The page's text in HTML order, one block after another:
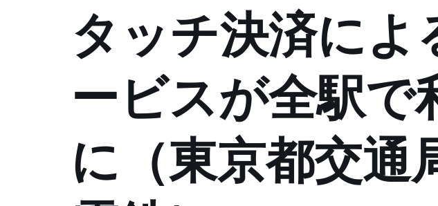
タッチ決済によ
ービスが全駅で
に（東京都交通